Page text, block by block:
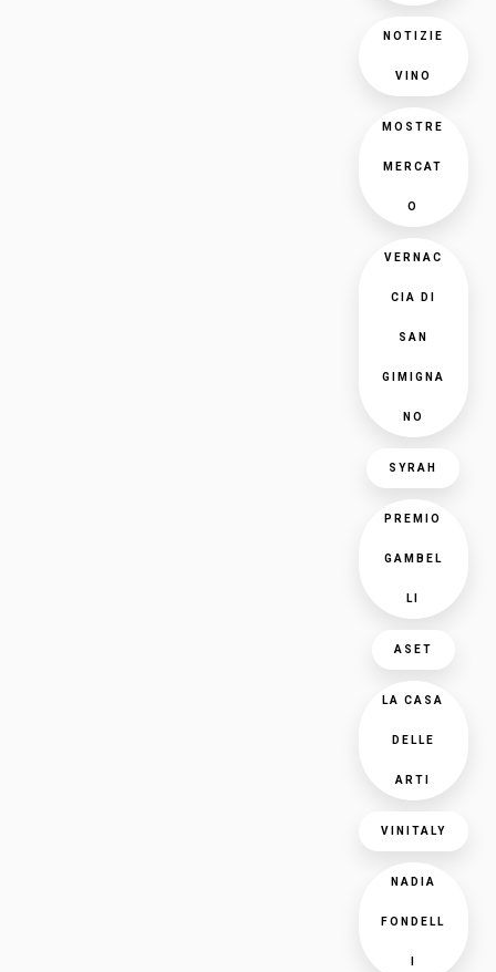
NOTIZIE
VINO
MOSTRE
MERCAT
O
VERNAC
CIA DI
SAN
GIMIGNA
NO
SYRAH
PREMIO
GAMBEL
LI
ASET
LA CASA
DELLE
ARTI
VINITALY
NADIA
FONDELL